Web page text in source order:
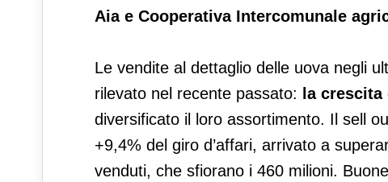
Aia e Cooperativa Intercomunale
Le vendite al dettaglio delle uova negli
rilevato nel recente passato: la crescita
diversificato il loro assortimento. Il sell
+9,4% del giro d’affari, arrivato a
venduti, che sfiorano i 460 milioni.